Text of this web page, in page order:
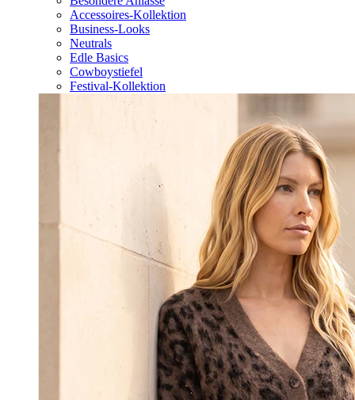
Accessoires-Kollektion
Business-Looks
Neutrals
Edle Basics
Cowboystiefel
Festival-Kollektion